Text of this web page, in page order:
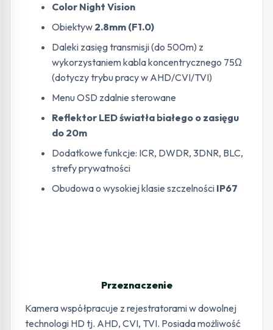
Color Night Vision
Obiektyw 2.8mm (F1.0)
Daleki zasięg transmisji (do 500m) z
wykorzystaniem kabla koncentrycznego 75Ω
(dotyczy trybu pracy w AHD/CVI/TVI)
Menu OSD zdalnie sterowane
Reflektor LED światła białego o zasięgu
do 20m
Dodatkowe funkcje: ICR, DWDR, 3DNR, BLC,
strefy prywatności
Obudowa o wysokiej klasie szczelności IP67
Przeznaczenie
Kamera współpracuje z rejestratorami w dowolnej
technologi HD tj. AHD, CVI, TVI. Posiada możliwość